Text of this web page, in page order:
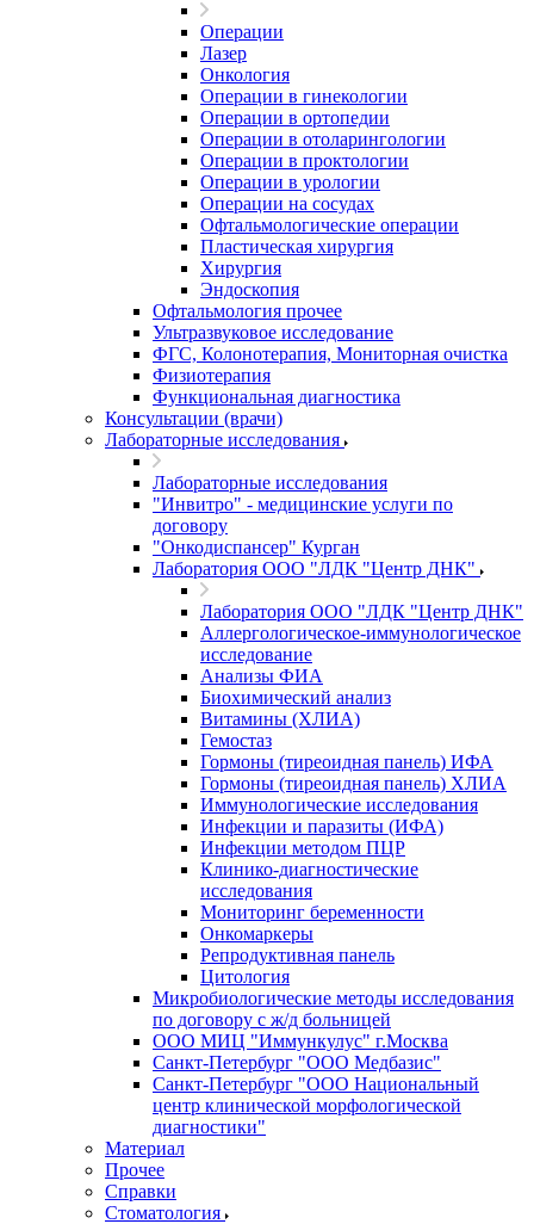
Операции
Лазер
Онкология
Операции в гинекологии
Операции в ортопедии
Операции в отоларингологии
Операции в проктологии
Операции в урологии
Операции на сосудах
Офтальмологические операции
Пластическая хирургия
Хирургия
Эндоскопия
Офтальмология прочее
Ультразвуковое исследование
ФГС, Колонотерапия, Мониторная очистка
Физиотерапия
Функциональная диагностика
Консультации (врачи)
Лабораторные исследования
Лабораторные исследования
"Инвитро" - медицинские услуги по
договору
"Онкодиспансер" Курган
Лаборатория ООО "ЛДК "Центр ДНК"
Лаборатория ООО "ЛДК "Центр ДНК"
Аллергологическое-иммунологическое
исследование
Анализы ФИА
Биохимический анализ
Витамины (ХЛИА)
Гемостаз
Гормоны (тиреоидная панель) ИФА
Гормоны (тиреоидная панель) ХЛИА
Иммунологические исследования
Инфекции и паразиты (ИФА)
Инфекции методом ПЦР
Клинико-диагностические
исследования
Мониторинг беременности
Онкомаркеры
Репродуктивная панель
Цитология
Микробиологические методы исследования
по договору с ж/д больницей
ООО МИЦ "Иммункулус" г.Москва
Санкт-Петербург "ООО Медбазис"
Санкт-Петербург "ООО Национальный
центр клинической морфологической
диагностики"
Материал
Прочее
Справки
Стоматология